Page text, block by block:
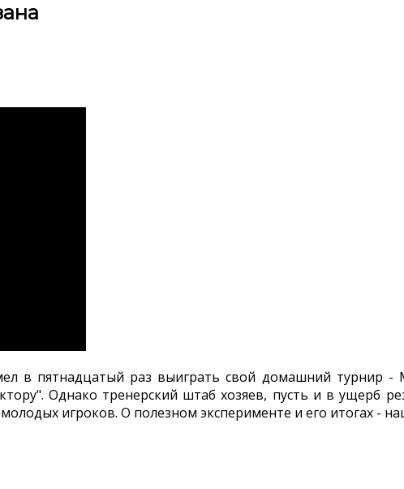
в пятнадцатый раз выиграть свой домашний турнир
Однако тренерский штаб хозяев, пусть и в ущерб
игроков. О полезном эксперименте и его итогах -